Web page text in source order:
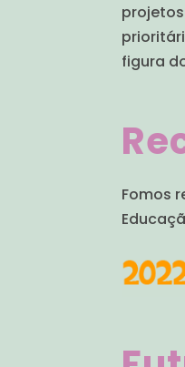
figura
Fomos